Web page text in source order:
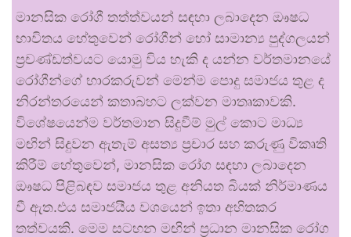
මානසික රෝගී තත්ත්වයන් සඳහා ලබාදෙන ඖෂධ
භාවිතය හේතුවෙන් රෝගීන් හෝ සාමාන්‍ය පුද්ගලයන්
ප්‍රචණ්ඩත්වයට යොමු විය හැකි ද යන්න වර්තමානයේ
රෝගීන්ගේ භාරකරුවන් මෙන්ම පොදු සමාජය තුළ ද
නිරන්තරයෙන් කතාබහට ලක්වන මාතෘකාවකි.
විශේෂයෙන්ම වර්තමාන සිදුවීම් මුල් කොට මාධ්‍ය
මඟින් සිදුවන ඇතැම් අසත්‍ය ප්‍රචාර සහ කරුණු විකෘති
කිරීම් හේතුවෙන්, මානසික රෝග සඳහා ලබාදෙන
ඖෂධ පිළිබඳව සමාජය තුළ අනියත බියක් නිර්මාණය
වී ඇත.එය සමාජයීය වශයෙන් ඉතා අහිතකර
තත්වයකි. මෙම සටහන මඟින් ප්‍රධාන මානසික රෝග